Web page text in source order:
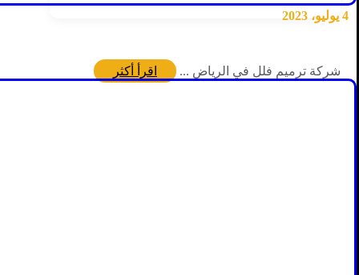
4 يوليو، 2023
شركة ترميم فلل في الرياض ... اقرأ أكثر